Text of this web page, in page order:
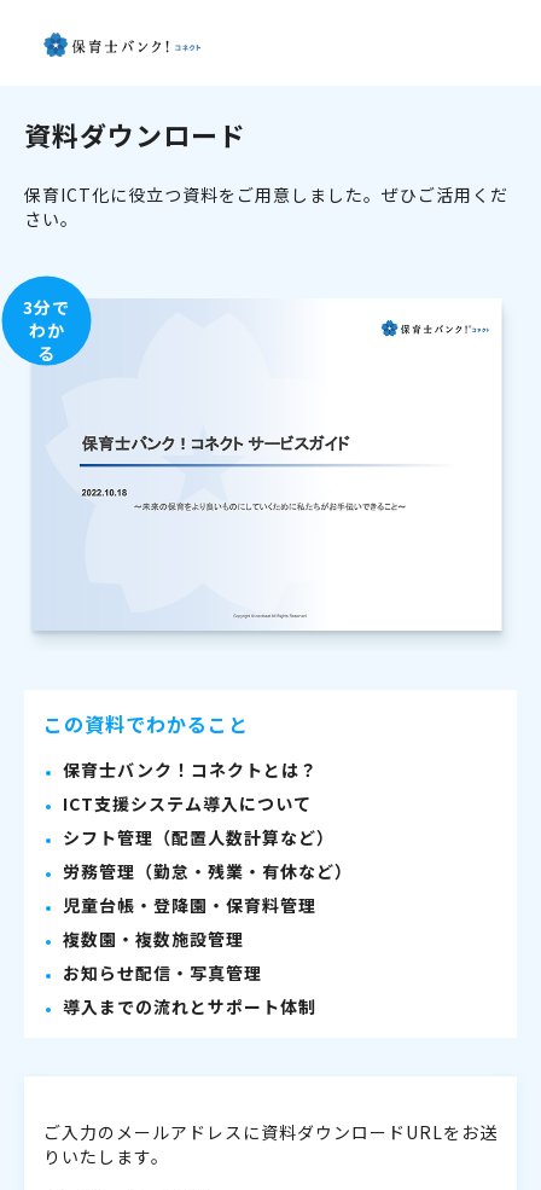
資料ダウンロード
保育ICT化に役立つ資料をご用意しました。ぜひご活用くだ
さい。
3分で
わか
る
この資料でわかること
保育士バンク！コネクトとは？
ICT支援システム導入について
シフト管理（配置人数計算など）
労務管理（勤怠・残業・有休など）
児童台帳・登降園・保育料管理
複数園・複数施設管理
お知らせ配信・写真管理
導入までの流れとサポート体制
ご入力のメールアドレスに資料ダウンロードURLをお送
りいたします。